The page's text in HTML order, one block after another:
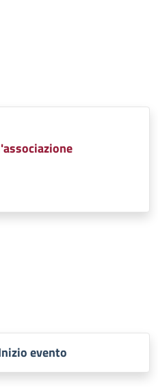
evento